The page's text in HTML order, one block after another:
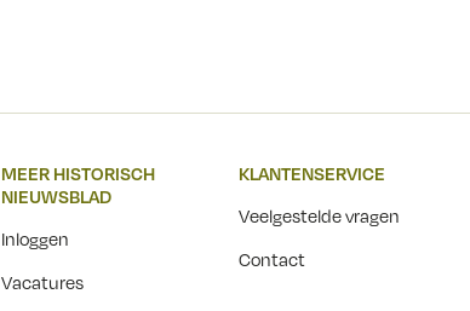
Over een paar jaar staat het
Nijmeegse Waalfront vol...
MEER HISTORISCH
NIEUWSBLAD
Inloggen
Vacatures
KLANTENSERVICE
Veelgestelde vragen
Contact